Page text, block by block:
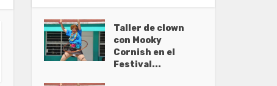
Taller de clown
con Mooky
Cornish en el
Festival...